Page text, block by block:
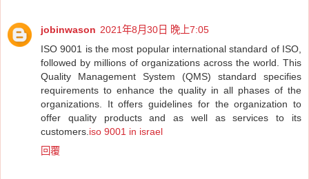
jobinwason 2021年8月30日 晚上7:05
ISO 9001 is the most popular international standard of ISO,
followed by millions of organizations across the world. This
Quality Management System (QMS) standard specifies
requirements to enhance the quality in all phases of the
organizations. It offers guidelines for the organization to
offer quality products and as well as services to its
customers. iso 9001 in israel
回覆